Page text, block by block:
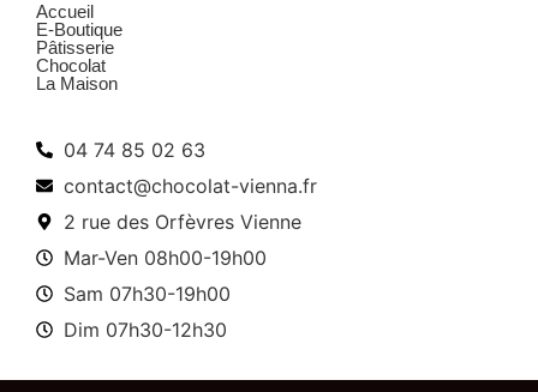
Accueil
E-Boutique
Pâtisserie
Chocolat
La Maison
04 74 85 02 63
contact@chocolat-vienna.fr
2 rue des Orfèvres Vienne
Mar-Ven 08h00-19h00
Sam 07h30-19h00
Dim 07h30-12h30